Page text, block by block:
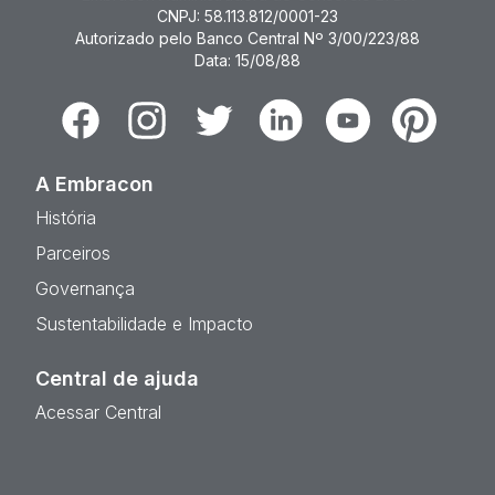
CNPJ: 58.113.812/0001-23
Autorizado pelo Banco Central Nº 3/00/223/88
Data: 15/08/88
FacebookInstagramTwitter LinkedinYoutubePinterest
A Embracon
História
Parceiros
Governança
Sustentabilidade e Impacto
Central de ajuda
Acessar Central